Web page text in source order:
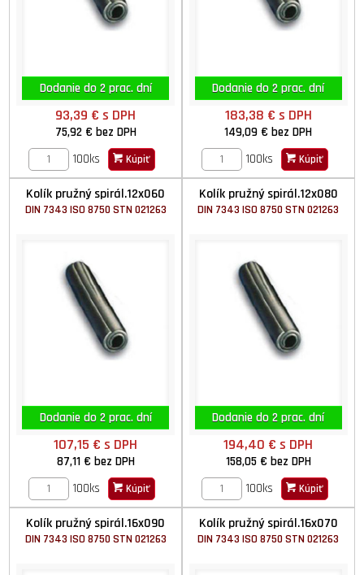
Dodanie do 2 prac. dní
93,39 €s DPH
75,92 € bez DPH
100ks
Kúpiť
Dodanie do 2 prac. dní
183,38 € s DPH
149,09 €bez DPH
100ks
Kúpiť
Kolík pružný spirál.12x060
DIN 7343 ISO 8750 STN 021263
Dodanie do 2 prac. dní
107,15 €s DPH
87,11 € bez DPH
100ks
Kúpiť
Kolík pružný spirál.12x080
DIN 7343 ISO 8750 STN 021263
Dodanie do 2 prac. dní
194,40 €s DPH
158,05 € bez DPH
100ks
Kúpiť
Kolík pružný spirál.16x090
DIN 7343 ISO 8750 STN 021263
Kolík pružný spirál.16x070
DIN 7343 ISO 8750 STN 021263